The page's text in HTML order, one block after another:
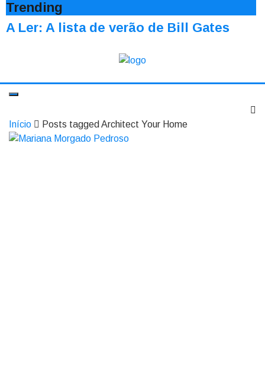
Trending
A Ler: A lista de verão de Bill Gates
Início Posts tagged Architect Your Home